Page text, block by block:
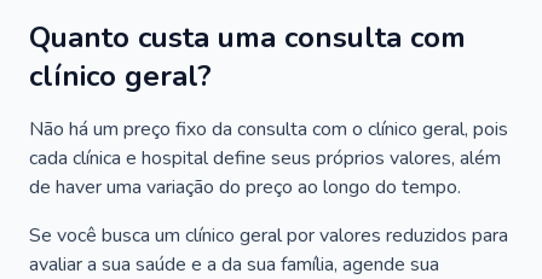
Quanto custa uma consulta com
clínico geral?
Não há um preço fixo da consulta com o clínico geral, pois
cada clínica e hospital define seus próprios valores, além
de haver uma variação do preço ao longo do tempo.
Se você busca um clínico geral por valores reduzidos para
avaliar a sua saúde e a da sua família, agende sua